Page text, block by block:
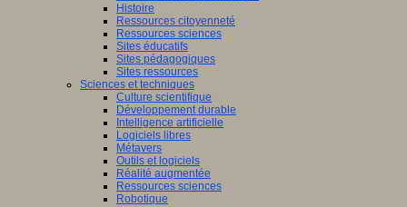
Histoire
Ressources citoyenneté
Ressources sciences
Sites éducatifs
Sites pédagogiques
Sites ressources
Sciences et techniques
Culture scientifique
Développement durable
Intelligence artificielle
Logiciels libres
Métavers
Outils et logiciels
Réalité augmentée
Ressources sciences
Robotique